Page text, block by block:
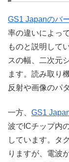
GS1 Japanのバ
率の違いによっ
ものと説明して
スの幅、二次元
ます。読み取り
反射や画像のパ
一方、 GS1
波でICチップ内
しています。タ
りますが、電波